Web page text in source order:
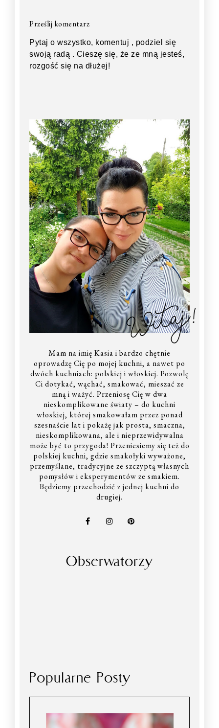
Prześlij komentarz
Pytaj o wszystko, komentuj , podziel się
swoją radą . Cieszę się, że ze mną jesteś,
rozgość się na dłużej!
Witaj!
Mam na imię Kasia i bardzo chętnie
oprowadzę Cię po mojej kuchni, a nawet po
dwóch kuchniach: polskiej i włoskiej. Pozwolę
Ci dotykać, wąchać, smakować, mieszać ze
mną i ważyć. Przeniosę Cię w dwa
nieskomplikowane światy – do kuchni
włoskiej, której smakowałam przez ponad
szesnaście lat i pokażę jak prosta, smaczna,
nieskomplikowana, ale i nieprzewidywalna
może być to przygoda! Przeniesiemy się też do
polskiej kuchni, gdzie smakołyki wyważone,
przemyślane, tradycyjne ze szczyptą własnych
pomysłów i eksperymentów ze smakiem.
Będziemy przechodzić z jednej kuchni do
drugiej.
Obserwatorzy
Popularne Posty